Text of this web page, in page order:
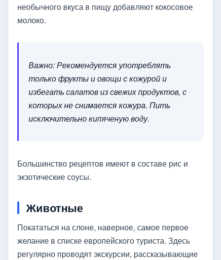
необычного вкуса в пищу добавляют кокосовое
молоко.
Важно: Рекомендуется употреблять
только фрукты и овощи с кожурой и
избегать салатов из свежих продуктов, с
которых не снимается кожура. Пить
исключительно кипяченую воду.
Большинство рецептов имеют в составе рис и
экзотические соусы.
Животные
Покататься на слоне, наверное, самое первое
желание в списке европейского туриста. Здесь
регулярно проводят экскурсии, рассказывающие